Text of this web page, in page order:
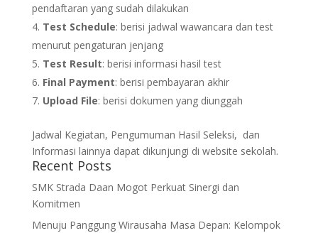
pendaftaran yang sudah dilakukan
Test Schedule: berisi jadwal wawancara dan test
menurut pengaturan jenjang
Test Result: berisi informasi hasil test
Final Payment: berisi pembayaran akhir
Upload File: berisi dokumen yang diunggah
Jadwal Kegiatan, Pengumuman Hasil Seleksi, dan
Informasi lainnya dapat dikunjungi di website sekolah.
Recent Posts
SMK Strada Daan Mogot Perkuat Sinergi dan
Komitmen
Menuju Panggung Wirausaha Masa Depan: Kelompok